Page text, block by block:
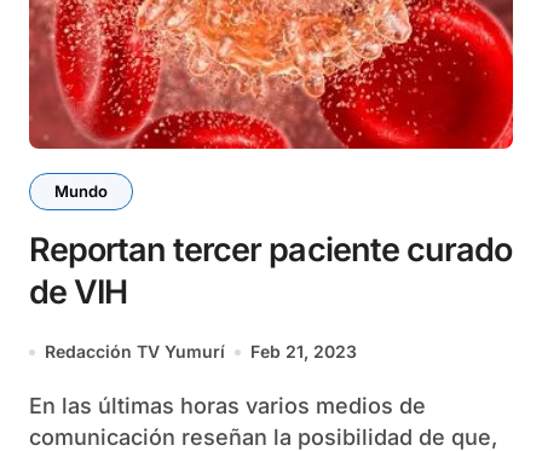
Mundo
Reportan tercer paciente curado
de VIH
Redacción TV Yumurí Feb 21, 2023
En las últimas horas varios medios de
comunicación reseñan la posibilidad de que,